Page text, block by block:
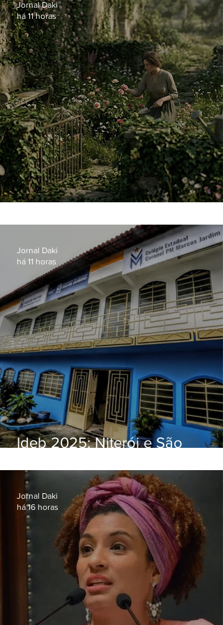
Jornal Daki
há 11 horas
Ideb 2025: Niterói e São
distintos no ensino médio; veja
Jornal Daki
há 11 horas
Jornal Daki
há 16 horas